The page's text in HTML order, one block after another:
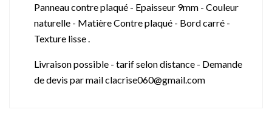
Panneau contre plaqué - Epaisseur 9mm - Couleur
naturelle - Matière Contre plaqué - Bord carré -
Texture lisse .
Livraison possible - tarif selon distance - Demande
de devis par mail clacrise060@gmail.com